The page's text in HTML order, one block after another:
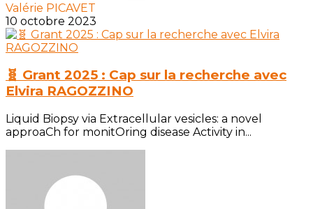
Valérie PICAVET
10 octobre 2023
🧬 Grant 2025 : Cap sur la recherche avec
Elvira RAGOZZINO
Liquid Biopsy via Extracellular vesicles: a novel
approaCh for monitOring disease Activity in...